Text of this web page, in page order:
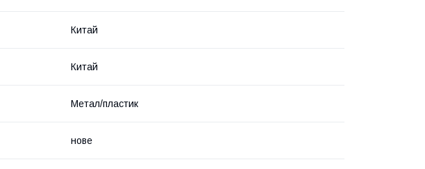
Китай
Китай
Метал/пластик
нове